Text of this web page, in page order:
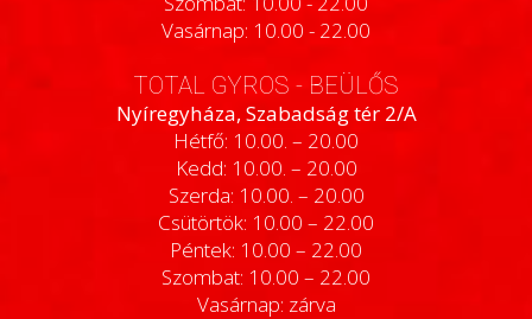
Vasárnap: 10.00 - 22.00
TOTAL GYROS - BEÜLŐS
Nyíregyháza, Szabadság tér 2/A
Hétfő: 10.00. – 20.00
Kedd: 10.00. – 20.00
Szerda: 10.00. – 20.00
Csütörtök: 10.00 – 22.00
Péntek: 10.00 – 22.00
Szombat: 10.00 – 22.00
Vasárnap: zárva